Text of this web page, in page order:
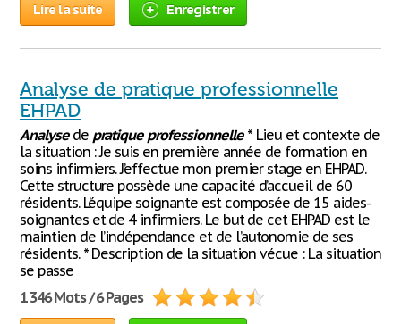
Lire la suite Enregistrer
Analyse de pratique professionnelle
EHPAD
Analysede pratique professionnelle* Lieu et contexte de
la situation : Je suis en première année de formation en
soins infirmiers. J’effectue mon premier stage en EHPAD.
Cette structure possède une capacité d’accueil de 60
résidents. L’équipe soignante est composée de 15 aides-
soignantes et de 4 infirmiers. Le but de cet EHPAD est le
maintien de l’indépendance et de l’autonomie de ses
résidents. * Description de la situation vécue : La situation
se passe
1 346 Mots / 6 Pages